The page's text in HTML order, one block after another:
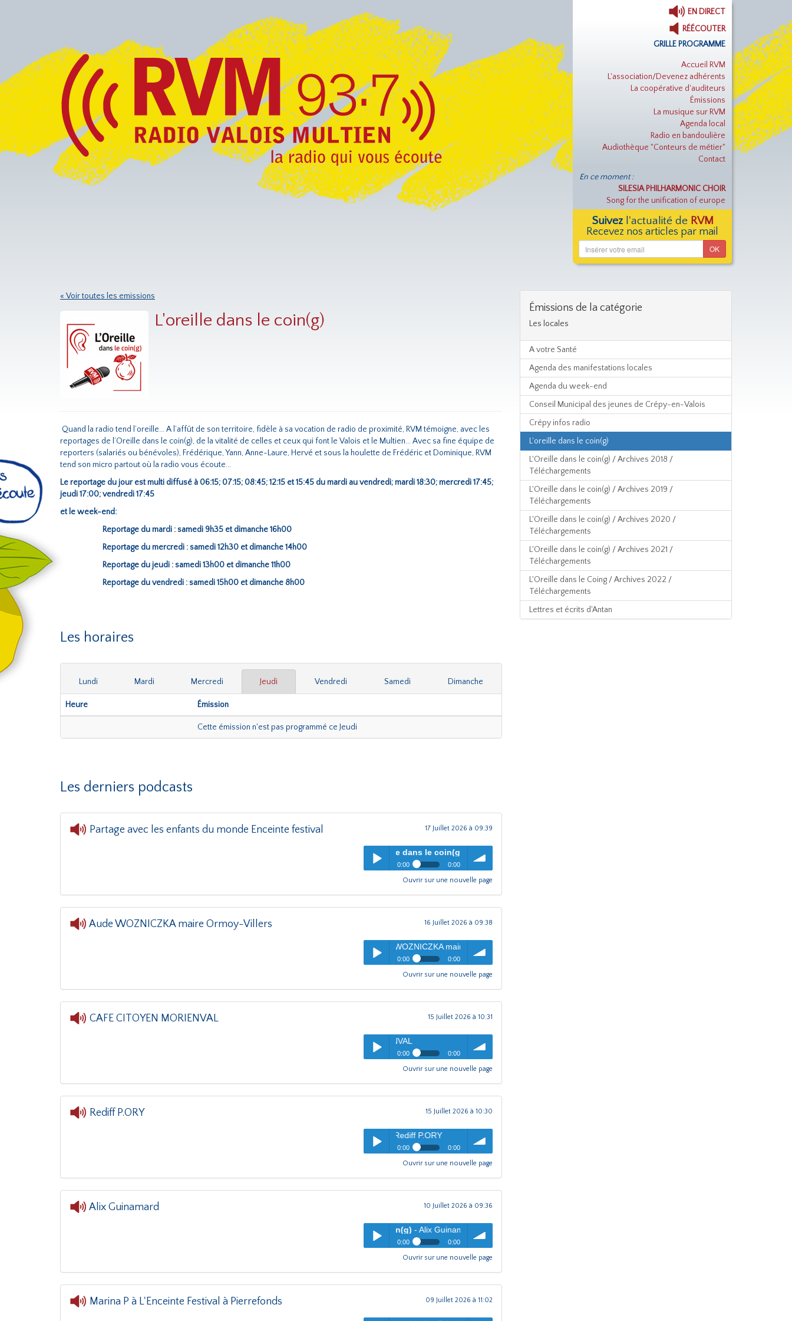
EN DIRECT
RÉÉCOUTER
GRILLE PROGRAMME
Accueil RVM
L'association/Devenez adhérents
La coopérative d'auditeurs
Émissions
La musique sur RVM
Agenda local
Radio en bandoulière
Audiothèque "Conteurs de métier"
Contact
En ce moment :
SILESIA PHILHARMONIC CHOIR
Song for the unification of europe
Suivezl'actualité de RVM
Recevez nos articles par mail
« Voir toutes les emissions
L'oreille dans le coin(g)
Quand la radio tend l’oreille... A l’affût de son territoire, fidèle à sa vocation de radio de proximité, RVM témoigne, avec les
reportages de l’Oreille dans le coin(g), de la vitalité de celles et ceux qui font le Valois et le Multien... Avec sa fine équipe de
reporters (salariés ou bénévoles), Frédérique, Yann, Anne-Laure, Hervé et sous la houlette de Frédéric et Dominique, RVM
tend son micro partout où la radio vous écoute...
Le reportage du jour est multi diffusé à 06:15; 07:15; 08:45; 12:15 et 15:45 du mardi au vendredi; mardi 18:30; mercredi 17:45;
jeudi 17:00; vendredi 17:45
et le week-end:
Reportage du mardi : samedi 9h35 et dimanche 16h00
Reportage du mercredi : samedi 12h30 et dimanche 14h00
Reportage du jeudi : samedi 13h00 et dimanche 11h00
Reportage du vendredi : samedi 15h00 et dimanche 8h00
Les horaires
Lundi Mardi Mercredi Jeudi Vendredi Samedi Dimanche
Heure Émission
Cette émission n'est pas programmé ce Jeudi
Les derniers podcasts
Partage avec les enfants du monde Enceinte festival 17 Juillet 2026 à 09:39
L'oreille dans le coin(g)- Partage avec les enfants du monde Enceinte festival
0:00 0:00
L'oreille dans le coin(g) -
Ouvrir sur une nouvelle page
Aude WOZNICZKA maire Ormoy-Villers 16 Juillet 2026 à 09:38
- Aude WOZNICZKA maire Ormoy-Villers
0:00 0:00
L'oreille dans le coin(g)- Aude
Ouvrir sur une nouvelle page
CAFE CITOYEN MORIENVAL 15 Juillet 2026 à 10:31
0:00 0:00
L'oreille dans le coin(g) -
Ouvrir sur une nouvelle page
Rediff P.ORY 15 Juillet 2026 à 10:30
- Rediff P.ORY
0:00 0:00
L'oreille dans le coin(g) -
Ouvrir sur une nouvelle page
Alix Guinamard 10 Juillet 2026 à 09:36
- Alix Guinamard
0:00 0:00
L'oreille dans le coin(g)- Alix
Ouvrir sur une nouvelle page
Marina P à L'Enceinte Festival à Pierrefonds 09 Juillet 2026 à 11:02
Émissions de la catégorie
Les locales
A votre Santé
Agenda des manifestations locales
Agenda du week-end
Conseil Municipal des jeunes de Crépy-en-Valois
Crépy infos radio
L'oreille dans le coin(g)
L'Oreille dans le coin(g) / Archives 2018 /
Téléchargements
L'Oreille dans le coin(g) / Archives 2019 /
Téléchargements
L'Oreille dans le coin(g) / Archives 2020 /
Téléchargements
L'Oreille dans le coin(g) / Archives 2021 /
Téléchargements
L'Oreille dans le Coing / Archives 2022 /
Téléchargements
Lettres et écrits d'Antan